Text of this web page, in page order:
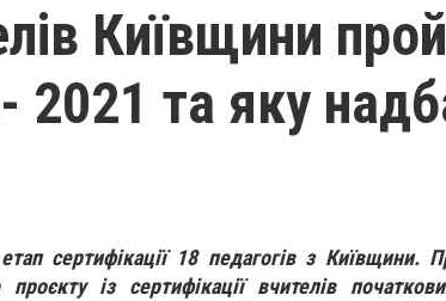
Київщини
2021 та яку
сертифікації 18 педагогів з Київщини.
проєкту із сертифікації вчителів